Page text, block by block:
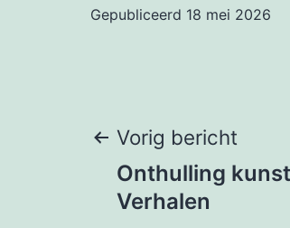
Gepubliceerd 18 mei 2026
Vorig bericht
Onthulling
Verhalen